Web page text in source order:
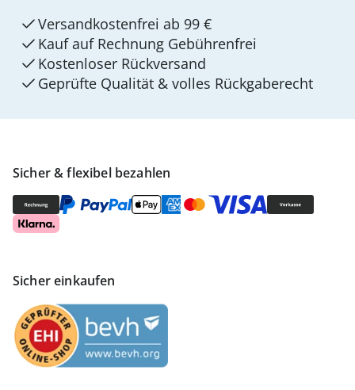
Sicher & flexibel bezahlen
Sicher einkaufen
Versandkostenfrei ab 99 €
Kauf auf Rechnung Gebührenfrei
Kostenloser Rückversand
Geprüfte Qualität & volles Rückgaberecht